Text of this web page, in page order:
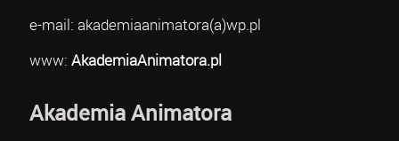
e-mail: akademiaanimatora(a)wp.pl
www: AkademiaAnimatora.pl
Akademia Animatora